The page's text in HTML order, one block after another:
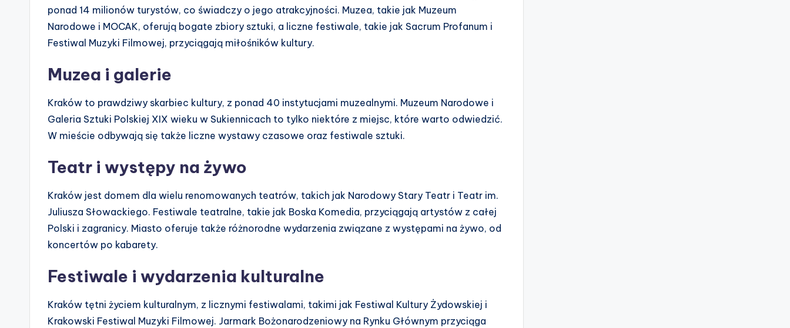
ponad 14 milionów turystów, co świadczy o jego atrakcyjności. Muzea, takie jak Muzeum
Narodowe i MOCAK, oferują bogate zbiory sztuki, a liczne festiwale, takie jak Sacrum Profanum i
Festiwal Muzyki Filmowej, przyciągają miłośników kultury.
Muzea i galerie
Kraków to prawdziwy skarbiec kultury, z ponad 40 instytucjami muzealnymi. Muzeum Narodowe i
Galeria Sztuki Polskiej XIX wieku w Sukiennicach to tylko niektóre z miejsc, które warto odwiedzić.
W mieście odbywają się także liczne wystawy czasowe oraz festiwale sztuki.
Teatr i występy na żywo
Kraków jest domem dla wielu renomowanych teatrów, takich jak Narodowy Stary Teatr i Teatr im.
Juliusza Słowackiego. Festiwale teatralne, takie jak Boska Komedia, przyciągają artystów z całej
Polski i zagranicy. Miasto oferuje także różnorodne wydarzenia związane z występami na żywo, od
koncertów po kabarety.
Festiwale i wydarzenia kulturalne
Kraków tętni życiem kulturalnym, z licznymi festiwalami, takimi jak Festiwal Kultury Żydowskiej i
Krakowski Festiwal Muzyki Filmowej. Jarmark Bożonarodzeniowy na Rynku Głównym przyciąga